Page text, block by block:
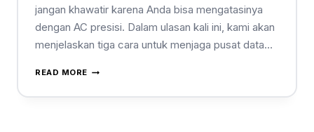
jangan khawatir karena Anda bisa mengatasinya
dengan AC presisi. Dalam ulasan kali ini, kami akan
menjelaskan tiga cara untuk menjaga pusat data…
READ MORE